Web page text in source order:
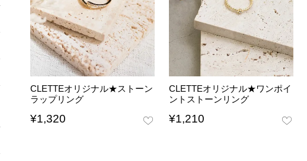
CLETTEオリジナル★ストーン
ラップリング
¥1,320
CLETTEオリジナル★ワンポイ
ントストーンリング
¥1,210